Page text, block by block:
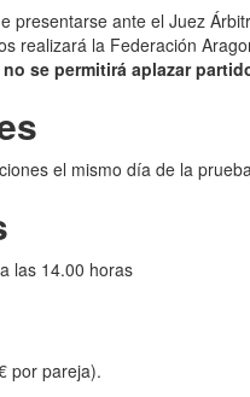
presentarse ante el Juez
realizará la Federación
no se permitirá aplazar
el mismo día de la
las 14.00 horas
por pareja).